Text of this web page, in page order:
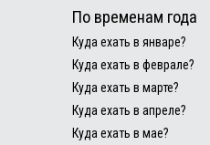
По временам года
Куда ехать в январе?
Куда ехать в феврале?
Куда ехать в марте?
Куда ехать в апреле?
Куда ехать в мае?